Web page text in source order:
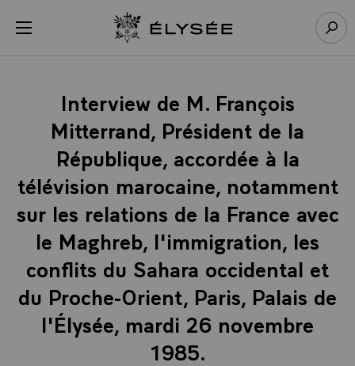
menu Retour à l’accueil Élysée
Interview de M. François
Mitterrand, Président de la
République, accordée à la
télévision marocaine, notamment
sur les relations de la France avec
le Maghreb, l'immigration, les
conflits du Sahara occidental et
du Proche-Orient, Paris, Palais de
l'Élysée, mardi 26 novembre
1985.
Panneau de gestion des cookies